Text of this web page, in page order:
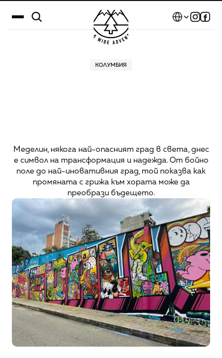
КОЛУМБИЯ
град света
Меделин, някога най-опасният град в света, днес
е символ на трансформация и надежда. От бойно
поле до най-иновативния град, той показва как
промяната с грижа към хората може да
преобрази бъдещето.
Select Language
Дестинации
Блог
За нас
Контакти